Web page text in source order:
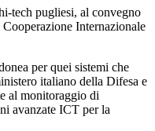
tech pugliesi, al convegno
Internazionale
per quei sistemi che
italiano della Difesa e
al monitoraggio di
avanzate ICT per la